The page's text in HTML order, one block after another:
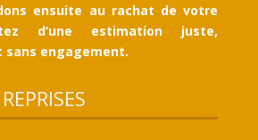
ensuite au rachat de votre
d’une estimation juste,
engagement.